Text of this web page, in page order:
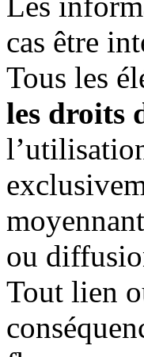
cas être
Tous les
les droits
ou
Tout lien